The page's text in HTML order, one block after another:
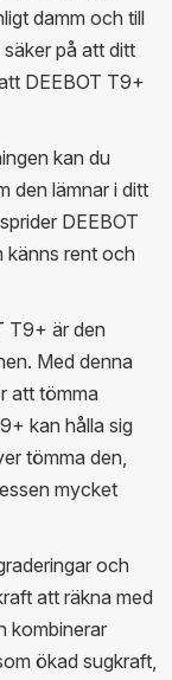
damm och till
på att ditt
DEEBOT T9+
kan du
den lämnar i ditt
DEEBOT
känns rent och
T9+ är den
Med denna
att tömma
kan hålla sig
tömma den,
mycket
och
att räkna med
kombinerar
ökad sugkraft,